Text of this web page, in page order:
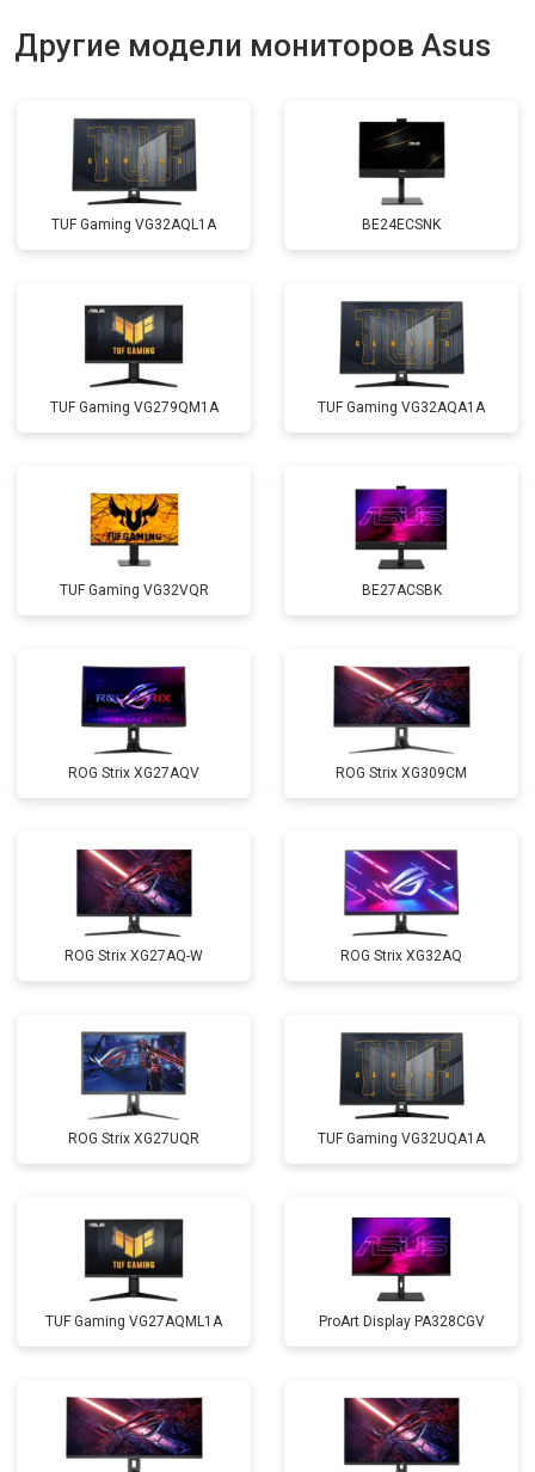
Другие модели мониторов Asus
TUF Gaming VG32AQL1A BE24ECSNK
TUF Gaming VG279QM1A TUF Gaming VG32AQA1A
TUF Gaming VG32VQR BE27ACSBK
ROG Strix XG27AQV ROG Strix XG309CM
ROG Strix XG27AQ-W ROG Strix XG32AQ
ROG Strix XG27UQR TUF Gaming VG32UQA1A
TUF Gaming VG27AQML1A ProArt Display PA328CGV